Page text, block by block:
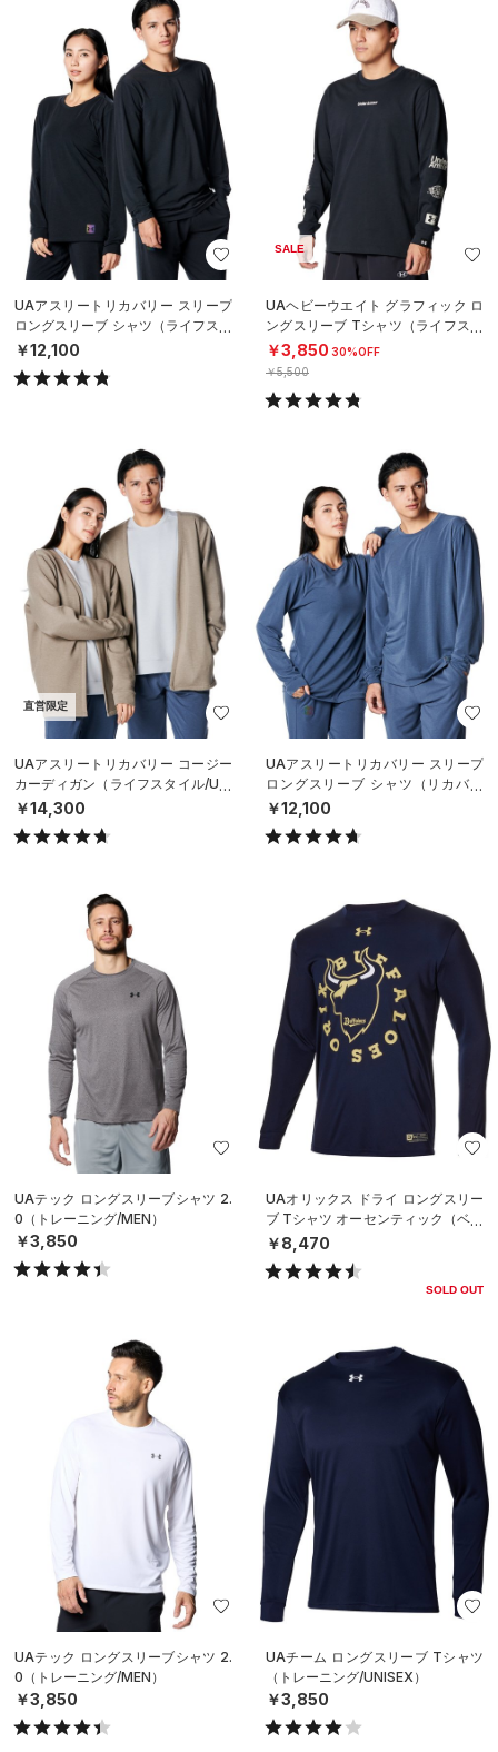
UAアスリートリカバリー スリープ
ロングスリーブ シャツ（ライフスタ
イル/UNISEX）
￥12,100
SALE
UAヘビーウエイト グラフィック ロ
ングスリーブ Tシャツ（ライフスタ
イル/MEN）
￥3,850 30%OFF
￥5,500
直営限定
UAアスリートリカバリー コージー
カーディガン（ライフスタイル/UNI
SEX）
￥14,300
UAアスリートリカバリー スリープ
ロングスリーブ シャツ（リカバリ
ー/UNISEX）
￥12,100
UAテック ロングスリーブシャツ 2.
0（トレーニング/MEN）
￥3,850
UAオリックス ドライ ロングスリー
ブ Tシャツ オーセンティック（ベー
スボール/MEN）
￥8,470
SOLD OUT
UAテック ロングスリーブシャツ 2.
0（トレーニング/MEN）
￥3,850
UAチーム ロングスリーブ Tシャツ
（トレーニング/UNISEX）
￥3,850